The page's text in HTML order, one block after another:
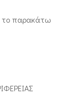
το παρακάτω